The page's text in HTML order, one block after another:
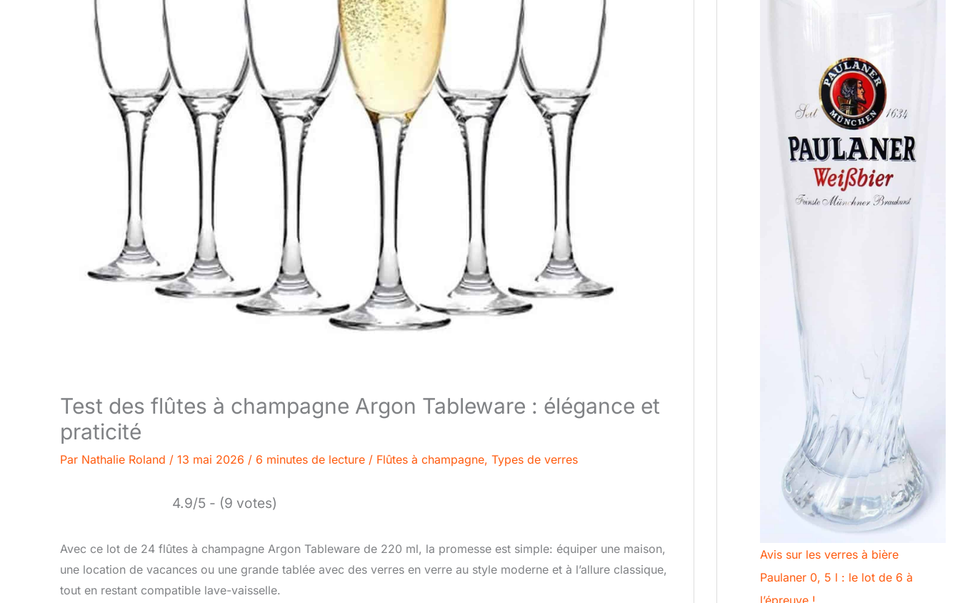
Test des flûtes à champagne Argon Tableware : élégance et
praticité
Par Nathalie Roland / 13 mai 2026 / 6 minutes de lecture / Flûtes à champagne, Types de verres
4.9/5 - (9 votes)
Avec ce lot de 24 flûtes à champagne Argon Tableware de 220 ml, la promesse est simple: équiper une maison,
une location de vacances ou une grande tablée avec des verres en verre au style moderne et à l’allure classique,
tout en restant compatible lave-vaisselle.
Avis sur les verres à bière
Paulaner 0, 5 l : le lot de 6 à
l’épreuve !